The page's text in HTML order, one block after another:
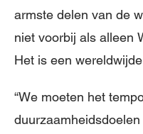
armste delen van de
niet voorbij als alleen
Het is een
“We moeten het